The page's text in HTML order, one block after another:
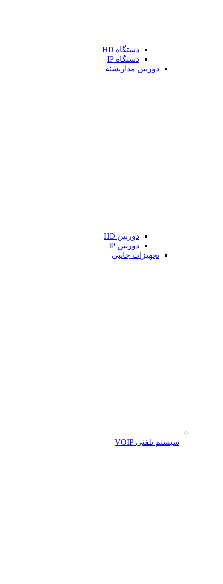
دستگاه HD
دستگاه IP
دوربین مداربسته
دوربین HD
دوربین IP
تجهیزات جانبی
سیستم تلفنی VOIP